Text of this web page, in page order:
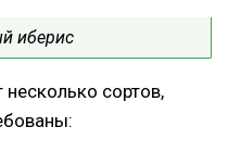
иберис
сортов,